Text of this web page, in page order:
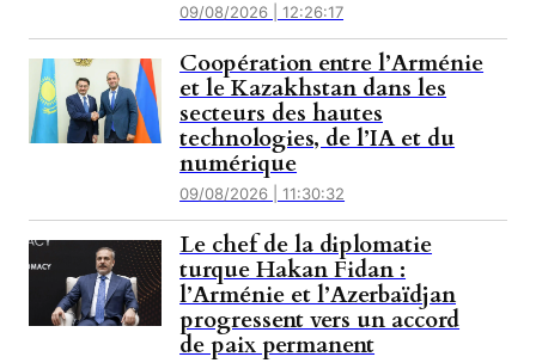
09/08/2026 | 12:26:17
Coopération entre l’Arménie
et le Kazakhstan dans les
secteurs des hautes
technologies, de l’IA et du
numérique
09/08/2026 | 11:30:32
Le chef de la diplomatie
turque Hakan Fidan :
l’Arménie et l’Azerbaïdjan
progressent vers un accord
de paix permanent